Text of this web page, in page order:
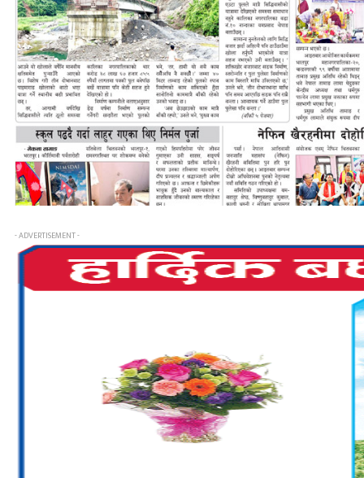
- ADVERTISEMENT -